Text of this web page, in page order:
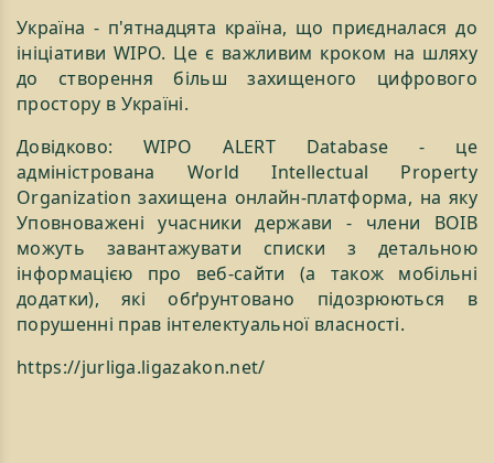
Україна - п'ятнадцята країна, що приєдналася до
ініціативи WIPO. Це є важливим кроком на шляху
до створення більш захищеного цифрового
простору в Україні.
Довідково: WIPO ALERT Database - це
адміністрована World Intellectual Property
Organization захищена онлайн-платформа, на яку
Уповноважені учасники держави - члени ВОІВ
можуть завантажувати списки з детальною
інформацією про веб-сайти (а також мобільні
додатки), які обґрунтовано підозрюються в
порушенні прав інтелектуальної власності.
https://jurliga.ligazakon.net/